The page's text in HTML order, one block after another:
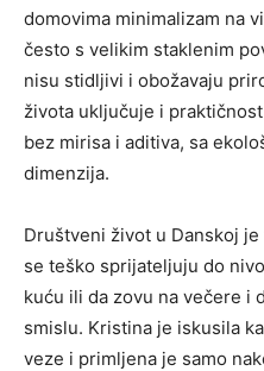
domovima minimalizam na
često s velikim staklenim
nisu stidljivi i obožavaju
života uključuje i
bez mirisa i aditiva, sa
dimenzija.
Društveni život u Danskoj
se teško sprijateljuju do
kuću ili da zovu na večere i
smislu. Kristina je iskusila
veze i primljena je samo